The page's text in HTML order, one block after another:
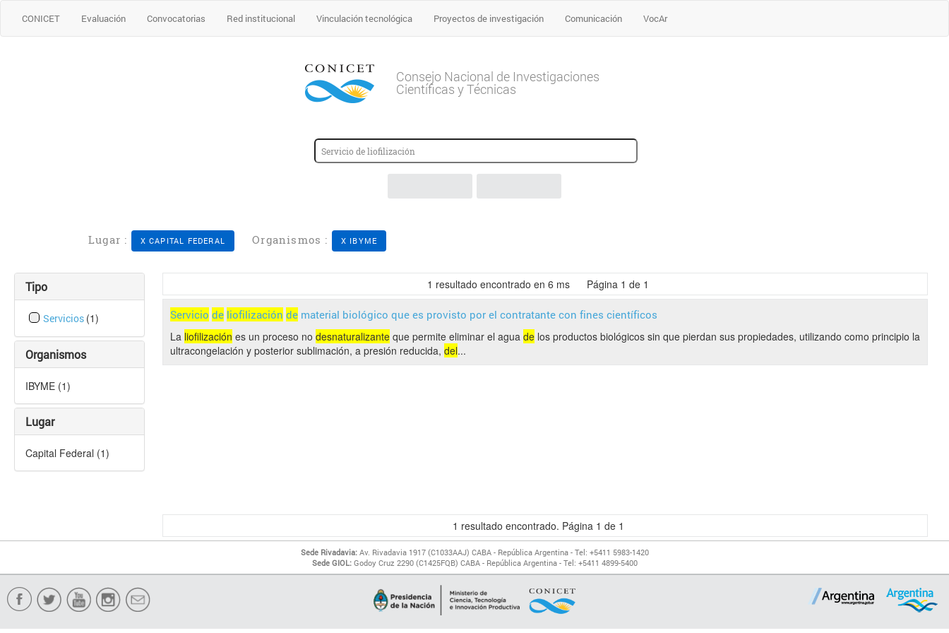
CONICET Evaluación Convocatorias Red institucional Vinculación tecnológica Proyectos de investigación Comunicación VocAr
Consejo Nacional de Investigaciones
Científicas y Técnicas
Lugar : X CAPITAL FEDERAL Organismos : X IBYME
Tipo
Servicios (1)
Organismos
IBYME (1)
Lugar
Capital Federal (1)
1 resultado encontrado en 6 ms Página 1 de 1
Servicio de liofilización de material biológico que es provisto por el contratante con fines científicos
La liofilización es un proceso no desnaturalizante que permite eliminar el agua de los productos biológicos sin que pierdan sus propiedades, utilizando como principio la
ultracongelación y posterior sublimación, a presión reducida, del...
1 resultado encontrado. Página 1 de 1
Sede Rivadavia:Av. Rivadavia 1917 (C1033AAJ) CABA - República Argentina - Tel: +5411 5983-1420
Sede GIOL:Godoy Cruz 2290 (C1425FQB) CABA - República Argentina - Tel: +5411 4899-5400